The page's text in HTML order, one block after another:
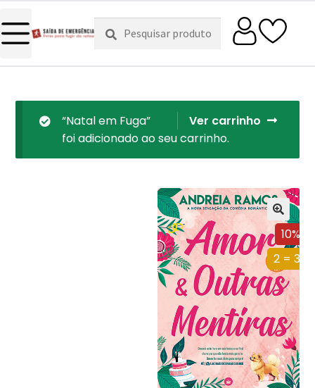
Pesquisar
por:
Pesquisa
Ver carrinho
“Natal em Fuga”
foi adicionado ao seu carrinho.
10%
2 = 3